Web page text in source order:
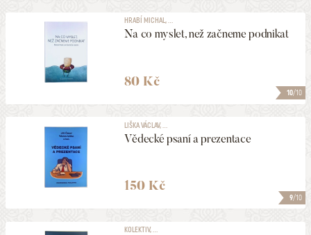
10/10
HRABÍ MICHAL, ...
Na co myslet, než začneme podnikat
80 Kč
9/10
LIŠKA VÁCLAV, ...
Vědecké psaní a prezentace
150 Kč
KOLEKTIV, ...